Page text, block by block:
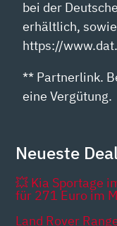
bei der
erhältlich,
https://
** Partnerlink.
eine Vergütung.
Neueste
💥 Kia Sportage
für 271 Euro im
Land Rover